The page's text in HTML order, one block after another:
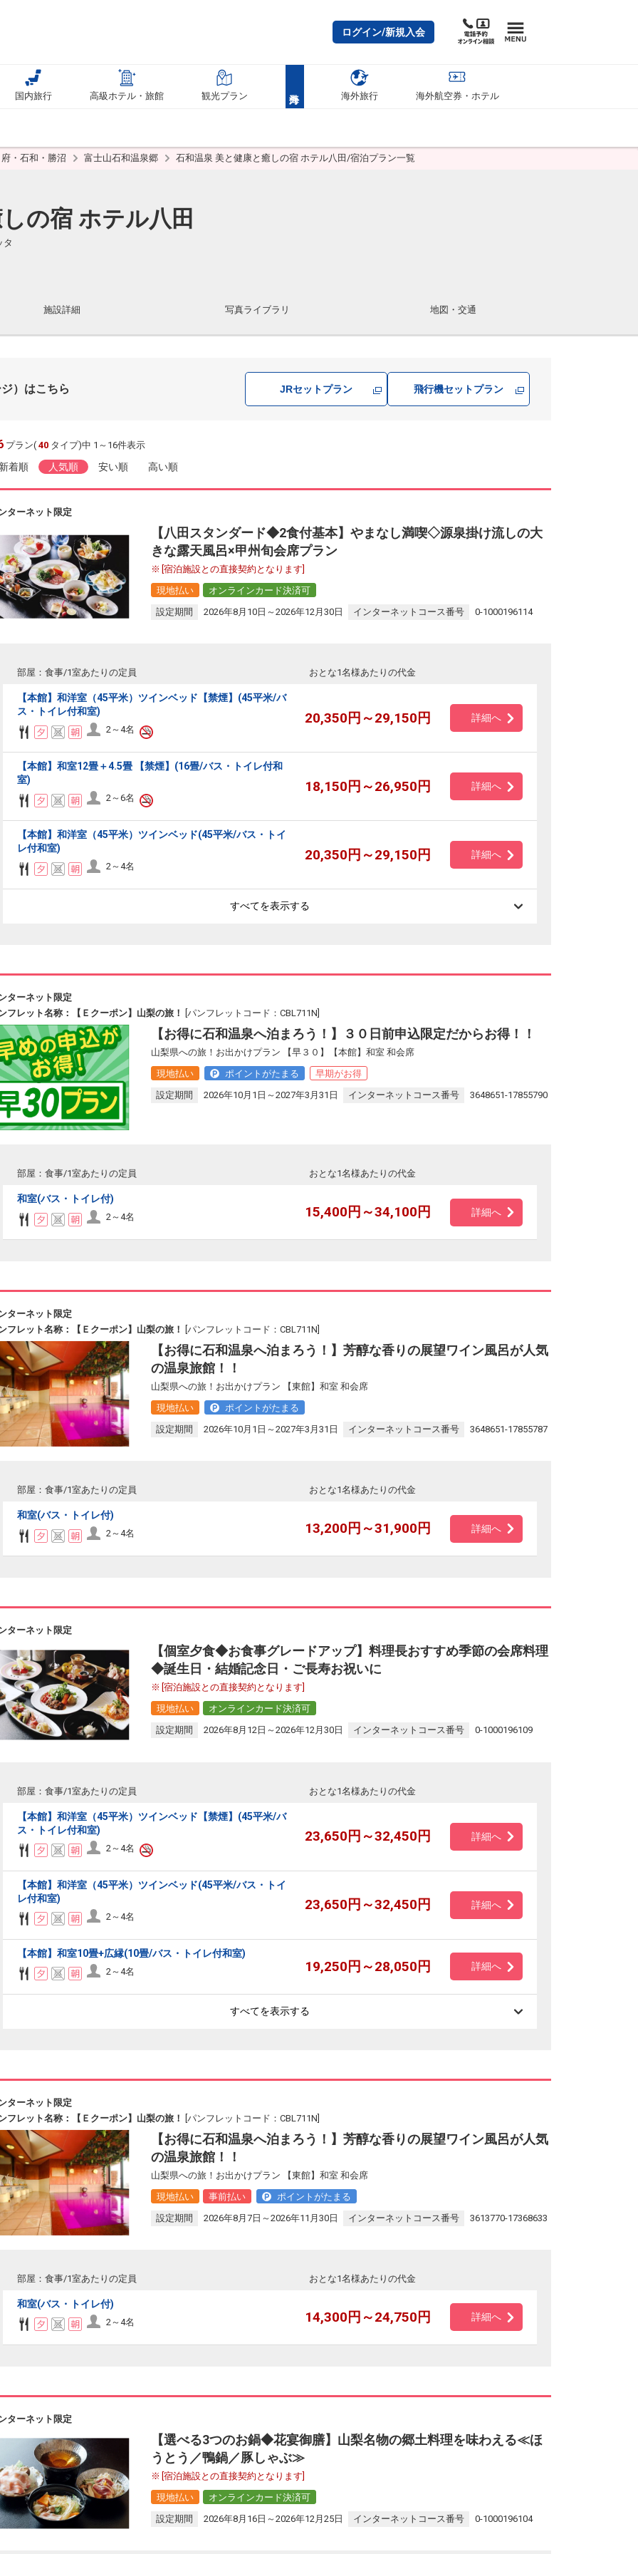
ログイン/新規入会
国内旅行 高級ホテル・旅館 観光プラン 海外旅行 海外航空券・ホテル
・石和・勝沼 富士山石和温泉郷 石和温泉 美と健康と癒しの宿 ホテル八田/宿泊プラン一覧
の宿 ホテル八田
タ
施設詳細 写真ライブラリ 地図・交通
）はこちら JRセットプラン 飛行機セットプラン
プラン( 40 タイプ)中 1～16件表示
着順 人気順 安い順 高い順
ターネット限定
【八田スタンダード◆2食付基本】やまなし満喫◇源泉掛け流しの大
きな露天風呂×甲州旬会席プラン
[宿泊施設との直接契約となります]
現地払い
オンラインカード決済可
設定期間
2026年8月10日～2026年12月30日 インターネットコース番号 0-1000196114
部屋：食事/1室あたりの定員 おとな1名様あたりの代金
【本館】和洋室（45平米）ツインベッド【禁煙】(45平米/バ
ス・トイレ付和室)
2～4名
20,350円～29,150円 詳細へ
【本館】和室12畳＋4.5畳 【禁煙】(16畳/バス・トイレ付和
室)
2～6名
18,150円～26,950円 詳細へ
【本館】和洋室（45平米）ツインベッド(45平米/バス・トイ
レ付和室)
2～4名
20,350円～29,150円 詳細へ
すべてを表示する
ターネット限定
フレット名称：【Ｅクーポン】山梨の旅！
[パンフレットコード：CBL711N]
【お得に石和温泉へ泊まろう！】３０日前申込限定だからお得！！
山梨県への旅！お出かけプラン 【早３０】【本館】和室 和会席
現地払い
ポイントがたまる
早期がお得
設定期間
2026年10月1日～2027年3月31日 インターネットコース番号 3648651-17855790
部屋：食事/1室あたりの定員 おとな1名様あたりの代金
和室(バス・トイレ付)
2～4名 15,400円～34,100円 詳細へ
ターネット限定
フレット名称：【Ｅクーポン】山梨の旅！
[パンフレットコード：CBL711N]
【お得に石和温泉へ泊まろう！】芳醇な香りの展望ワイン風呂が人気
の温泉旅館！！
山梨県への旅！お出かけプラン 【東館】和室 和会席
現地払い
ポイントがたまる
設定期間
2026年10月1日～2027年3月31日 インターネットコース番号 3648651-17855787
部屋：食事/1室あたりの定員 おとな1名様あたりの代金
和室(バス・トイレ付)
2～4名 13,200円～31,900円 詳細へ
ターネット限定
【個室夕食◆お食事グレードアップ】料理長おすすめ季節の会席料理
◆誕生日・結婚記念日・ご長寿お祝いに
[宿泊施設との直接契約となります]
現地払い
オンラインカード決済可
設定期間
2026年8月12日～2026年12月30日 インターネットコース番号 0-1000196109
部屋：食事/1室あたりの定員 おとな1名様あたりの代金
【本館】和洋室（45平米）ツインベッド【禁煙】(45平米/バ
ス・トイレ付和室)
2～4名
23,650円～32,450円 詳細へ
【本館】和洋室（45平米）ツインベッド(45平米/バス・トイ
レ付和室)
2～4名
23,650円～32,450円 詳細へ
【本館】和室10畳+広縁(10畳/バス・トイレ付和室)
2～4名 19,250円～28,050円 詳細へ
すべてを表示する
ターネット限定
フレット名称：【Ｅクーポン】山梨の旅！
[パンフレットコード：CBL711N]
【お得に石和温泉へ泊まろう！】芳醇な香りの展望ワイン風呂が人気
の温泉旅館！！
山梨県への旅！お出かけプラン 【東館】和室 和会席
現地払い
事前払い
ポイントがたまる
設定期間
2026年8月7日～2026年11月30日 インターネットコース番号 3613770-17368633
部屋：食事/1室あたりの定員 おとな1名様あたりの代金
和室(バス・トイレ付)
2～4名 14,300円～24,750円 詳細へ
ターネット限定
【選べる3つのお鍋◆花宴御膳】山梨名物の郷土料理を味わえる≪ほ
うとう／鴨鍋／豚しゃぶ≫
[宿泊施設との直接契約となります]
現地払い
オンラインカード決済可
設定期間
2026年8月16日～2026年12月25日 インターネットコース番号 0-1000196104